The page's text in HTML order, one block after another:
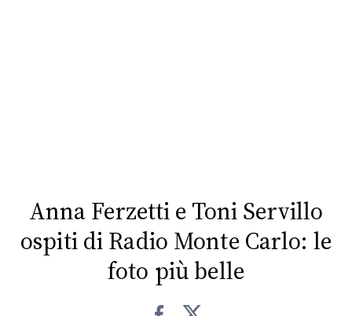
Anna Ferzetti e Toni Servillo
ospiti di Radio Monte Carlo: le
foto più belle